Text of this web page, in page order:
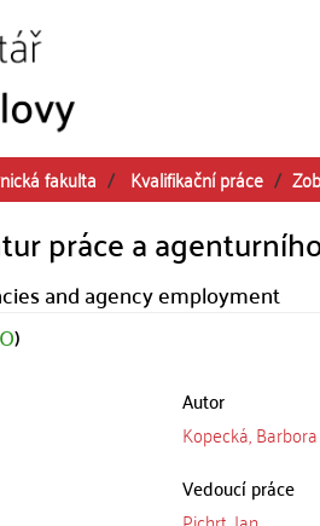
fakulta Kvalifikační práce
práce a
and agency employment
)
Autor
Kopecká, Barbora
Vedoucí práce